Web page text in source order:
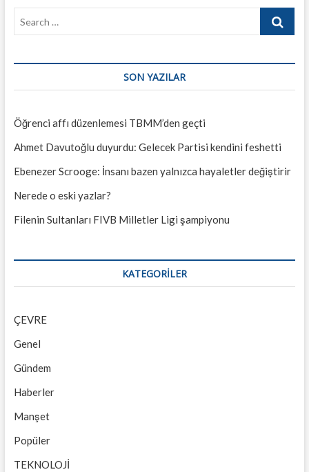
Search
SON YAZILAR
Öğrenci affı düzenlemesi TBMM’den geçti
Ahmet Davutoğlu duyurdu: Gelecek Partisi kendini feshetti
Ebenezer Scrooge: İnsanı bazen yalnızca hayaletler değiştirir
Nerede o eski yazlar?
Filenin Sultanları FIVB Milletler Ligi şampiyonu
KATEGORILER
ÇEVRE
Genel
Gündem
Haberler
Manşet
Popüler
TEKNOLOJİ